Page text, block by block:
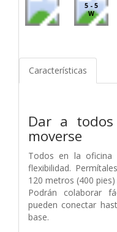
5 - 5
W
Características
Dar a
moverse
Todos en la oficina
flexibilidad.
120 metros (400
Podrán colaborar
pueden conectar
base.